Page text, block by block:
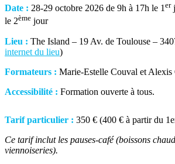
Date : 28-29 octobre 2026 de 9h à 17h le 1 er
le 2ème jour
Lieu : The Island – 19 Av. de Toulouse –
internet du lieu)
Formateurs : Marie-Estelle Couval et Alexis
Accessibilité : Formation ouverte à tous.
Tarif particulier : 350 € (400 € à partir du
Ce tarif inclut les pauses-café (boissons
viennoiseries).